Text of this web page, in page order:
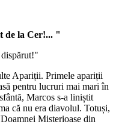
de la Cer!... "
Apariții. Primele apariții
pentru lucruri mai mari în
Marcos s-a liniștit
că nu era diavolul. Totuși,
Misterioase din